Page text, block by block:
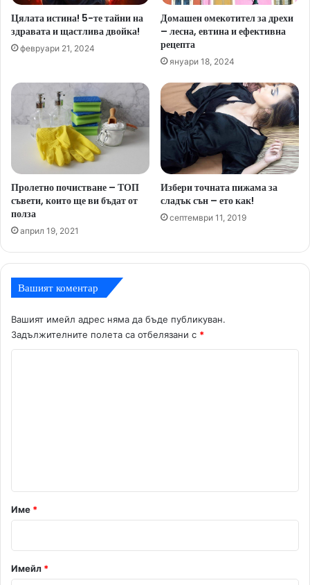
Цялата истина! 5-те тайни на
здравата и щастлива двойка!
февруари 21, 2024
Домашен омекотител за дрехи
– лесна, евтина и ефективна
рецепта
януари 18, 2024
Пролетно почистване – ТОП
съвети, които ще ви бъдат от
полза
април 19, 2021
Избери точната пижама за
сладък сън – ето как!
септември 11, 2019
Вашият коментар
Вашият имейл адрес няма да бъде публикуван.
Задължителните полета са отбелязани с *
р
*
Име *
Имейл *